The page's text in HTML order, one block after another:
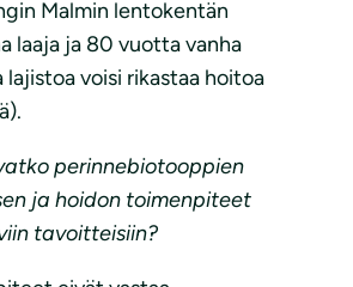
Malmin lentokentän
laaja ja 80 vuotta vanha
voisi rikastaa hoitoa
perinnebiotooppien
ja hoidon toimenpiteet
tavoitteisiin?